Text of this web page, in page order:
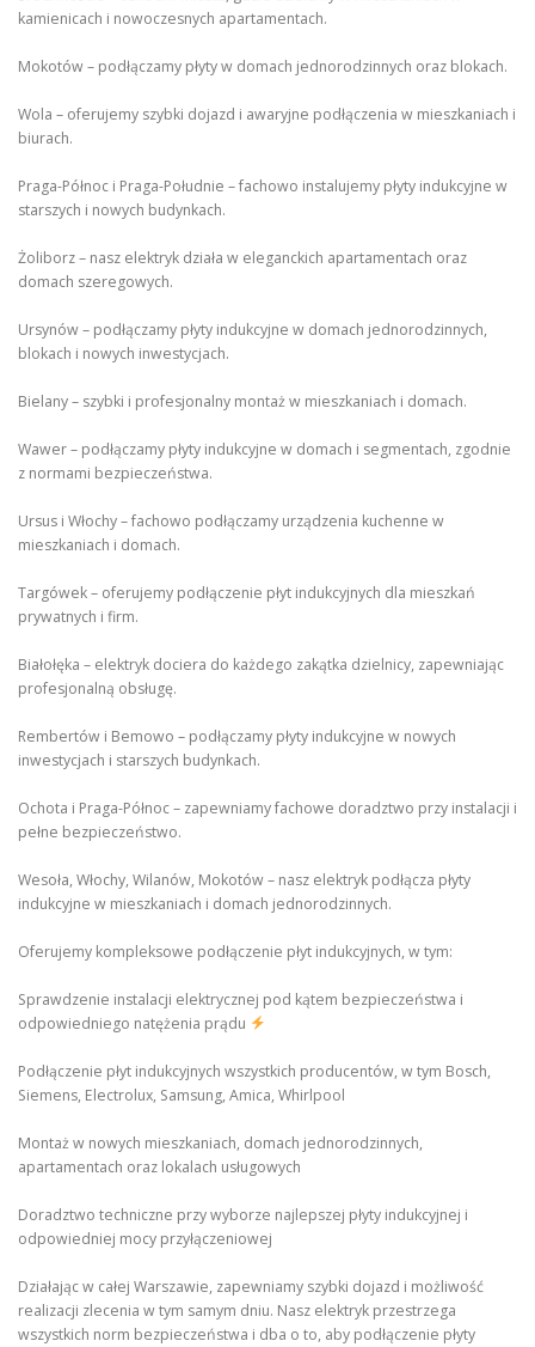
kamienicach i nowoczesnych apartamentach.
Mokotów – podłączamy płyty w domach jednorodzinnych oraz blokach.
Wola – oferujemy szybki dojazd i awaryjne podłączenia w mieszkaniach i
biurach.
Praga-Północ i Praga-Południe – fachowo instalujemy płyty indukcyjne w
starszych i nowych budynkach.
Żoliborz – nasz elektryk działa w eleganckich apartamentach oraz
domach szeregowych.
Ursynów – podłączamy płyty indukcyjne w domach jednorodzinnych,
blokach i nowych inwestycjach.
Bielany – szybki i profesjonalny montaż w mieszkaniach i domach.
Wawer – podłączamy płyty indukcyjne w domach i segmentach, zgodnie
z normami bezpieczeństwa.
Ursus i Włochy – fachowo podłączamy urządzenia kuchenne w
mieszkaniach i domach.
Targówek – oferujemy podłączenie płyt indukcyjnych dla mieszkań
prywatnych i firm.
Białołęka – elektryk dociera do każdego zakątka dzielnicy, zapewniając
profesjonalną obsługę.
Rembertów i Bemowo – podłączamy płyty indukcyjne w nowych
inwestycjach i starszych budynkach.
Ochota i Praga-Północ – zapewniamy fachowe doradztwo przy instalacji i
pełne bezpieczeństwo.
Wesoła, Włochy, Wilanów, Mokotów – nasz elektryk podłącza płyty
indukcyjne w mieszkaniach i domach jednorodzinnych.
Oferujemy kompleksowe podłączenie płyt indukcyjnych, w tym:
Sprawdzenie instalacji elektrycznej pod kątem bezpieczeństwa i
odpowiedniego natężenia prądu
Podłączenie płyt indukcyjnych wszystkich producentów, w tym Bosch,
Siemens, Electrolux, Samsung, Amica, Whirlpool
Montaż w nowych mieszkaniach, domach jednorodzinnych,
apartamentach oraz lokalach usługowych
Doradztwo techniczne przy wyborze najlepszej płyty indukcyjnej i
odpowiedniej mocy przyłączeniowej
Działając w całej Warszawie, zapewniamy szybki dojazd i możliwość
realizacji zlecenia w tym samym dniu. Nasz elektryk przestrzega
wszystkich norm bezpieczeństwa i dba o to, aby podłączenie płyty